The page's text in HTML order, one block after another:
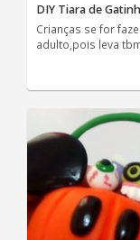
DIY Tiara de
Crianças se for
adulto,pois leva